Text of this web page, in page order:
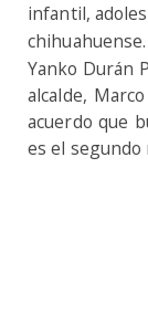
infantil,
chihuahuense.
Yanko Durán
alcalde,
acuerdo que
es el segundo